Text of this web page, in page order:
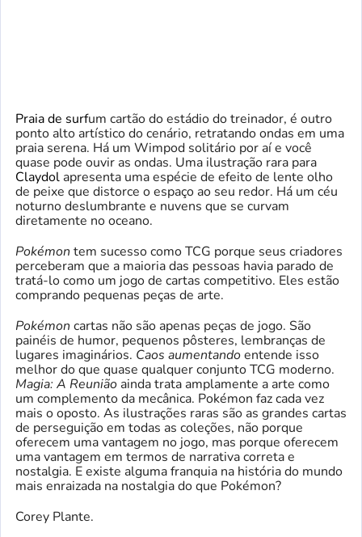
Praia de surfum cartão do estádio do treinador, é outro
ponto alto artístico do cenário, retratando ondas em uma
praia serena. Há um Wimpod solitário por aí e você
quase pode ouvir as ondas. Uma ilustração rara para
Claydol apresenta uma espécie de efeito de lente olho
de peixe que distorce o espaço ao seu redor. Há um céu
noturno deslumbrante e nuvens que se curvam
diretamente no oceano.
Pokémon tem sucesso como TCG porque seus criadores
perceberam que a maioria das pessoas havia parado de
tratá-lo como um jogo de cartas competitivo. Eles estão
comprando pequenas peças de arte.
Pokémon cartas não são apenas peças de jogo. São
painéis de humor, pequenos pôsteres, lembranças de
lugares imaginários. Caos aumentandoentende isso
melhor do que quase qualquer conjunto TCG moderno.
Magia: A Reunião ainda trata amplamente a arte como
um complemento da mecânica. Pokémon faz cada vez
mais o oposto. As ilustrações raras são as grandes cartas
de perseguição em todas as coleções, não porque
oferecem uma vantagem no jogo, mas porque oferecem
uma vantagem em termos de narrativa correta e
nostalgia. E existe alguma franquia na história do mundo
mais enraizada na nostalgia do que Pokémon?
Corey Plante.